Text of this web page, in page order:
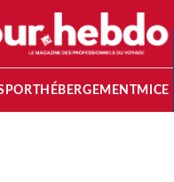
HÉBERGEMENTMICE